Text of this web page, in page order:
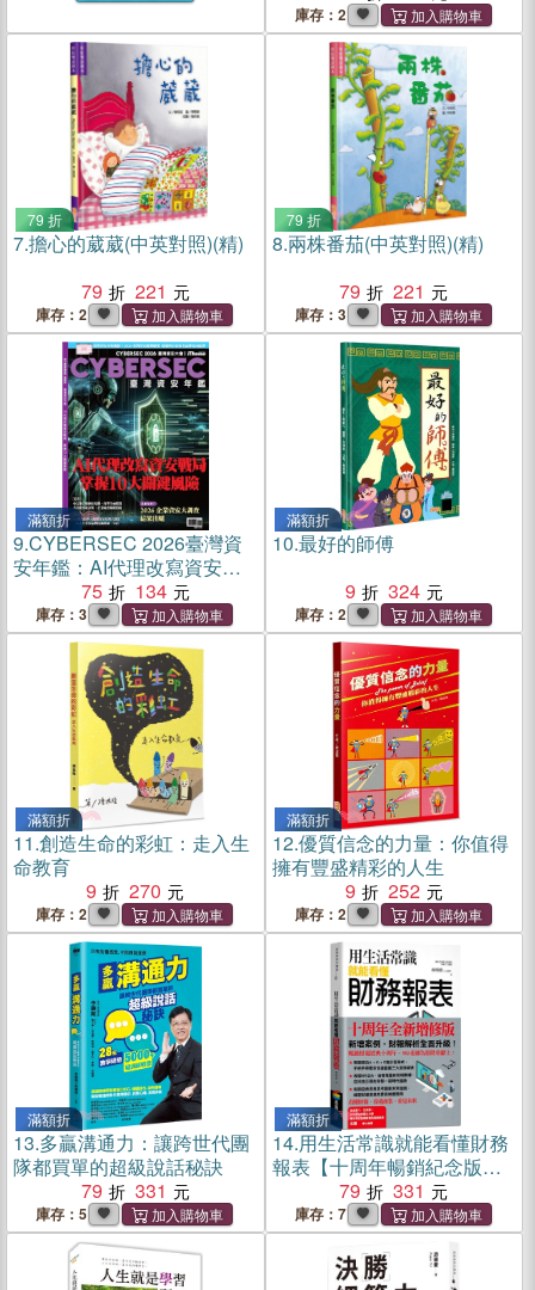
庫存：2
79 折
7.擔心的葳葳(中英對照)(精)
79
221
庫存：2
79 折
8.兩株番茄(中英對照)(精)
79
221
庫存：3
滿額折
9.CYBERSEC 2026臺灣資
安年鑑：AI代理改寫資安戰
局 掌握10大關鍵風險
75 134
庫存：3
滿額折
10.最好的師傅
9
324
庫存：2
滿額折
11.創造生命的彩虹：走入生
命教育
9
270
庫存：2
滿額折
12.優質信念的力量：你值得
擁有豐盛精彩的人生
9
252
庫存：2
滿額折
13.多贏溝通力：讓跨世代團
隊都買單的超級說話秘訣
79
331
庫存：5
滿額折
14.用生活常識就能看懂財務
報表【十周年暢銷紀念版】
（首刷限量附贈「超級數字
力」筆記）
79 331
庫存：7